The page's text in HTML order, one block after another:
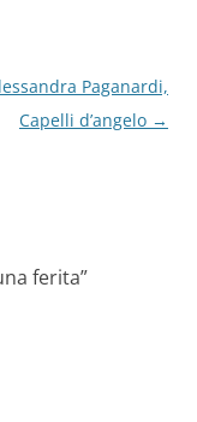
Paganardi,
Capelli d’angelo →
ferita”